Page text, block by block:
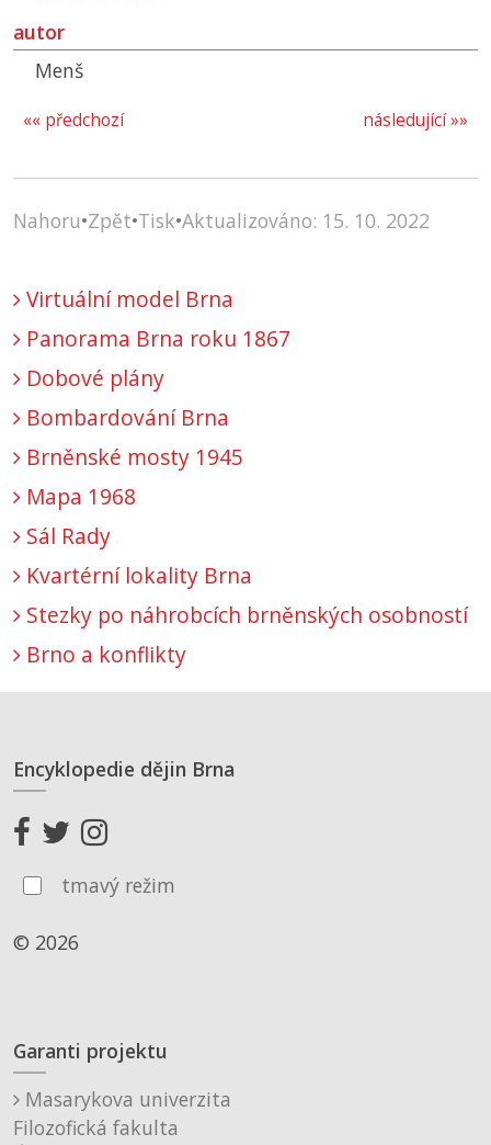
autor
Menš
následující »»
«« předchozí
Nahoru•Zpět•Tisk•Aktualizováno: 15. 10. 2022
Virtuální model Brna
Panorama Brna roku 1867
Dobové plány
Bombardování Brna
Brněnské mosty 1945
Mapa 1968
Sál Rady
Kvartérní lokality Brna
Stezky po náhrobcích brněnských osobností
Brno a konflikty
Encyklopedie dějin Brna
tmavý režim
© 2026
Garanti projektu
Masarykova univerzita
Filozofická fakulta